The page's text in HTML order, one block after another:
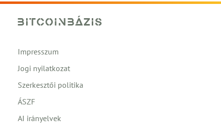
Impresszum
Jogi nyilatkozat
Szerkesztői politika
ÁSZF
AI irányelvek